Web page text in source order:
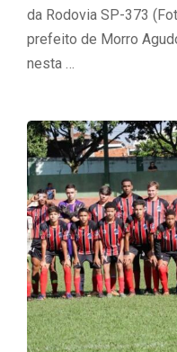
da Rodovia SP-373
prefeito de Morro
nesta …